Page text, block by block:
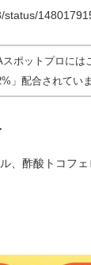
status/
スポットプロには
」配合されていま
、酢酸トコフ